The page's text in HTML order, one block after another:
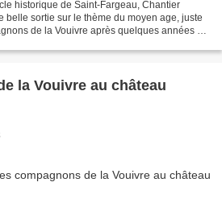
historique de Saint-Fargeau, Chantier
sortie sur le thème du moyen age, juste
de la Vouivre après quelques années de
la Vouivre au château